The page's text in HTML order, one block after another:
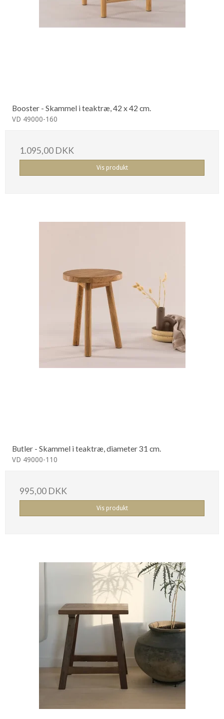
Booster - Skammel i teaktræ, 42 x 42 cm.
VD 49000-160
1.095,00 DKK
Vis produkt
Butler - Skammel i teaktræ, diameter 31 cm.
VD 49000-110
995,00 DKK
Vis produkt